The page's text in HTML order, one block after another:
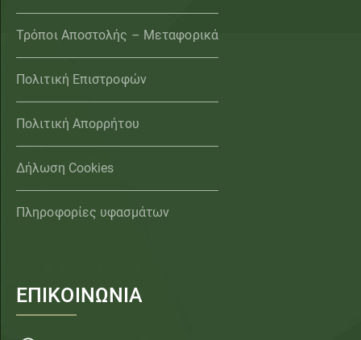
Τρόποι Αποστολής – Μεταφορικά
Πολιτική Επιστροφών
Πολιτική Απορρήτου
Δήλωση Cookies
Πληροφορίες υφασμάτων
ΕΠΙΚΟΙΝΩΝΙΑ